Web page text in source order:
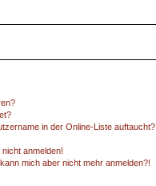
in der Online-Liste auftaucht?
anmelden!
mich aber nicht mehr anmelden?!